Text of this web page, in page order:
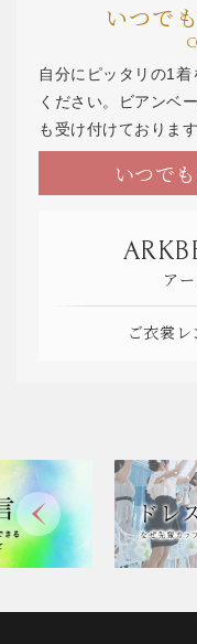
いつで
自分にピッタリの1
ください。ビアンベ
も受け付けております
いつで
ア
ご衣裳レ